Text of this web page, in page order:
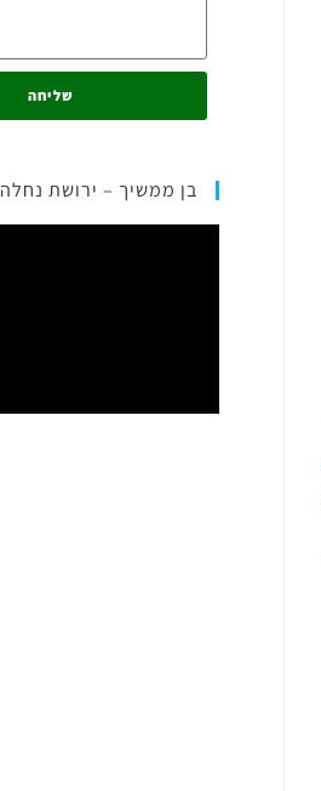
שליחה
בן ממשיך – ירושת נחלה